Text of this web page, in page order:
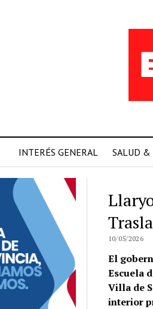
INTERÉS GENERAL SALUD &
10/05/2026
El
Escuela
Villa de
interior